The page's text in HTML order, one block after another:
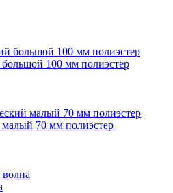
100 мм полиэстер
70 мм полиэстер